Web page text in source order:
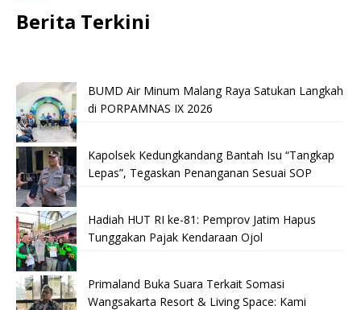
Berita Terkini
BUMD Air Minum Malang Raya Satukan Langkah
di PORPAMNAS IX 2026
Kapolsek Kedungkandang Bantah Isu “Tangkap
Lepas”, Tegaskan Penanganan Sesuai SOP
Hadiah HUT RI ke-81: Pemprov Jatim Hapus
Tunggakan Pajak Kendaraan Ojol
Primaland Buka Suara Terkait Somasi
Wangsakarta Resort & Living Space: Kami